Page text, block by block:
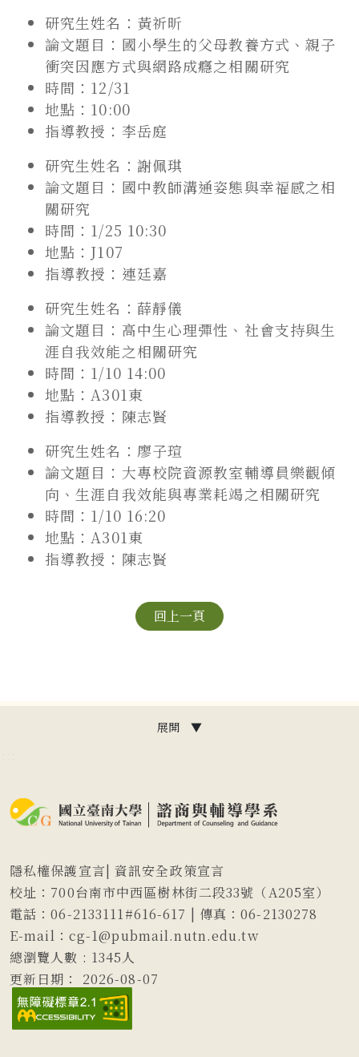
研究生姓名：黃祈昕
論文題目：國小學生的父母教養方式、親子
衝突因應方式與網路成癮之相關研究
時間：12/31
地點：10:00
指導教授：李岳庭
研究生姓名：謝佩琪
論文題目：國中教師溝通姿態與幸福感之相
關研究
時間：1/25 10:30
地點：J107
指導教授：連廷嘉
研究生姓名：薛靜儀
論文題目：高中生心理彈性、社會支持與生
涯自我效能之相關研究
時間：1/10 14:00
地點：A301東
指導教授：陳志賢
研究生姓名：廖子瑄
論文題目：大專校院資源教室輔導員樂觀傾
向、生涯自我效能與專業耗竭之相關研究
時間：1/10 16:20
地點：A301東
指導教授：陳志賢
展開 ▼
隱私權保護宣言|資訊安全政策宣言
校址：700台南市中西區樹林街二段33號（A205室）
電話：06-2133111#616-617 | 傳真：06-2130278
E-mail：cg-1@pubmail.nutn.edu.tw
總瀏覽人數 : 1345人
更新日期： 2026-08-07